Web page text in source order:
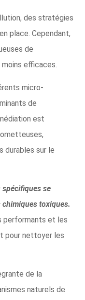
des stratégies
place. Cependant,
de
efficaces.
micro-
de
est
durables sur le
spécifiques se
toxiques.
performants et les
pour nettoyer les
de la
naturels de